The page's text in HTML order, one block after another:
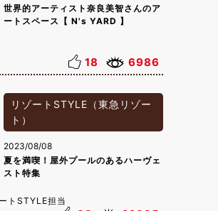
世界的アーティスト奈良美智さんのア
ートスペース【 N's YARD 】
18 6986
リゾートSTYLE（東急リゾー
ト）
2023/08/08
夏を満喫！屋外プールのあるハーヴェ
スト特集
トSTYLE担当